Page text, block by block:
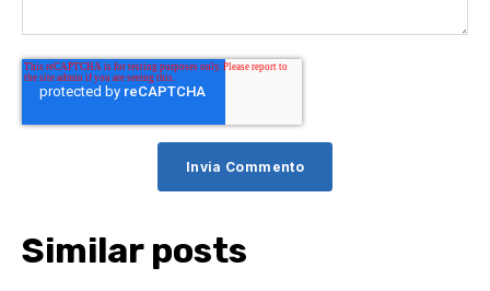
Similar posts